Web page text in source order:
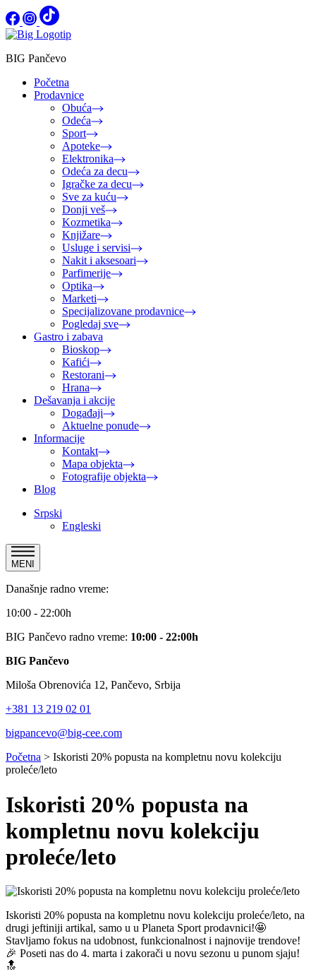
BIG Pančevo
Početna
Prodavnice
Obuća
Odeća
Sport
Apoteke
Elektronika
Odeća za decu
Igračke za decu
Sve za kuću
Donji veš
Kozmetika
Knjižare
Usluge i servisi
Nakit i aksesoari
Parfimerije
Optika
Marketi
Specijalizovane prodavnice
Pogledaj sve
Gastro i zabava
Bioskop
Kafići
Restorani
Hrana
Dešavanja i akcije
Događaji
Aktuelne ponude
Informacije
Kontakt
Mapa objekta
Fotografije objekta
Blog
Srpski
Engleski
MENI
Današnje radno vreme:
10:00 - 22:00h
BIG Pančevo radno vreme: 10:00 - 22:00h
BIG Pančevo
Miloša Obrenovića 12, Pančevo, Srbija
+381 13 219 02 01
bigpancevo@big-cee.com
Početna > Iskoristi 20% popusta na kompletnu novu kolekciju
proleće/leto
Iskoristi 20% popusta na
kompletnu novu kolekciju
proleće/leto
Iskoristi 20% popusta na kompletnu novu kolekciju proleće/leto, na
drugi jeftiniji artikal, samo u u Planeta Sport prodavnici!🤩
Stavljamo fokus na udobnost, funkcionalnost i najnovije trendove!
🎉 Poseti nas do 4. marta i zakorači u novu sezonu u punom sjaju!
🔝